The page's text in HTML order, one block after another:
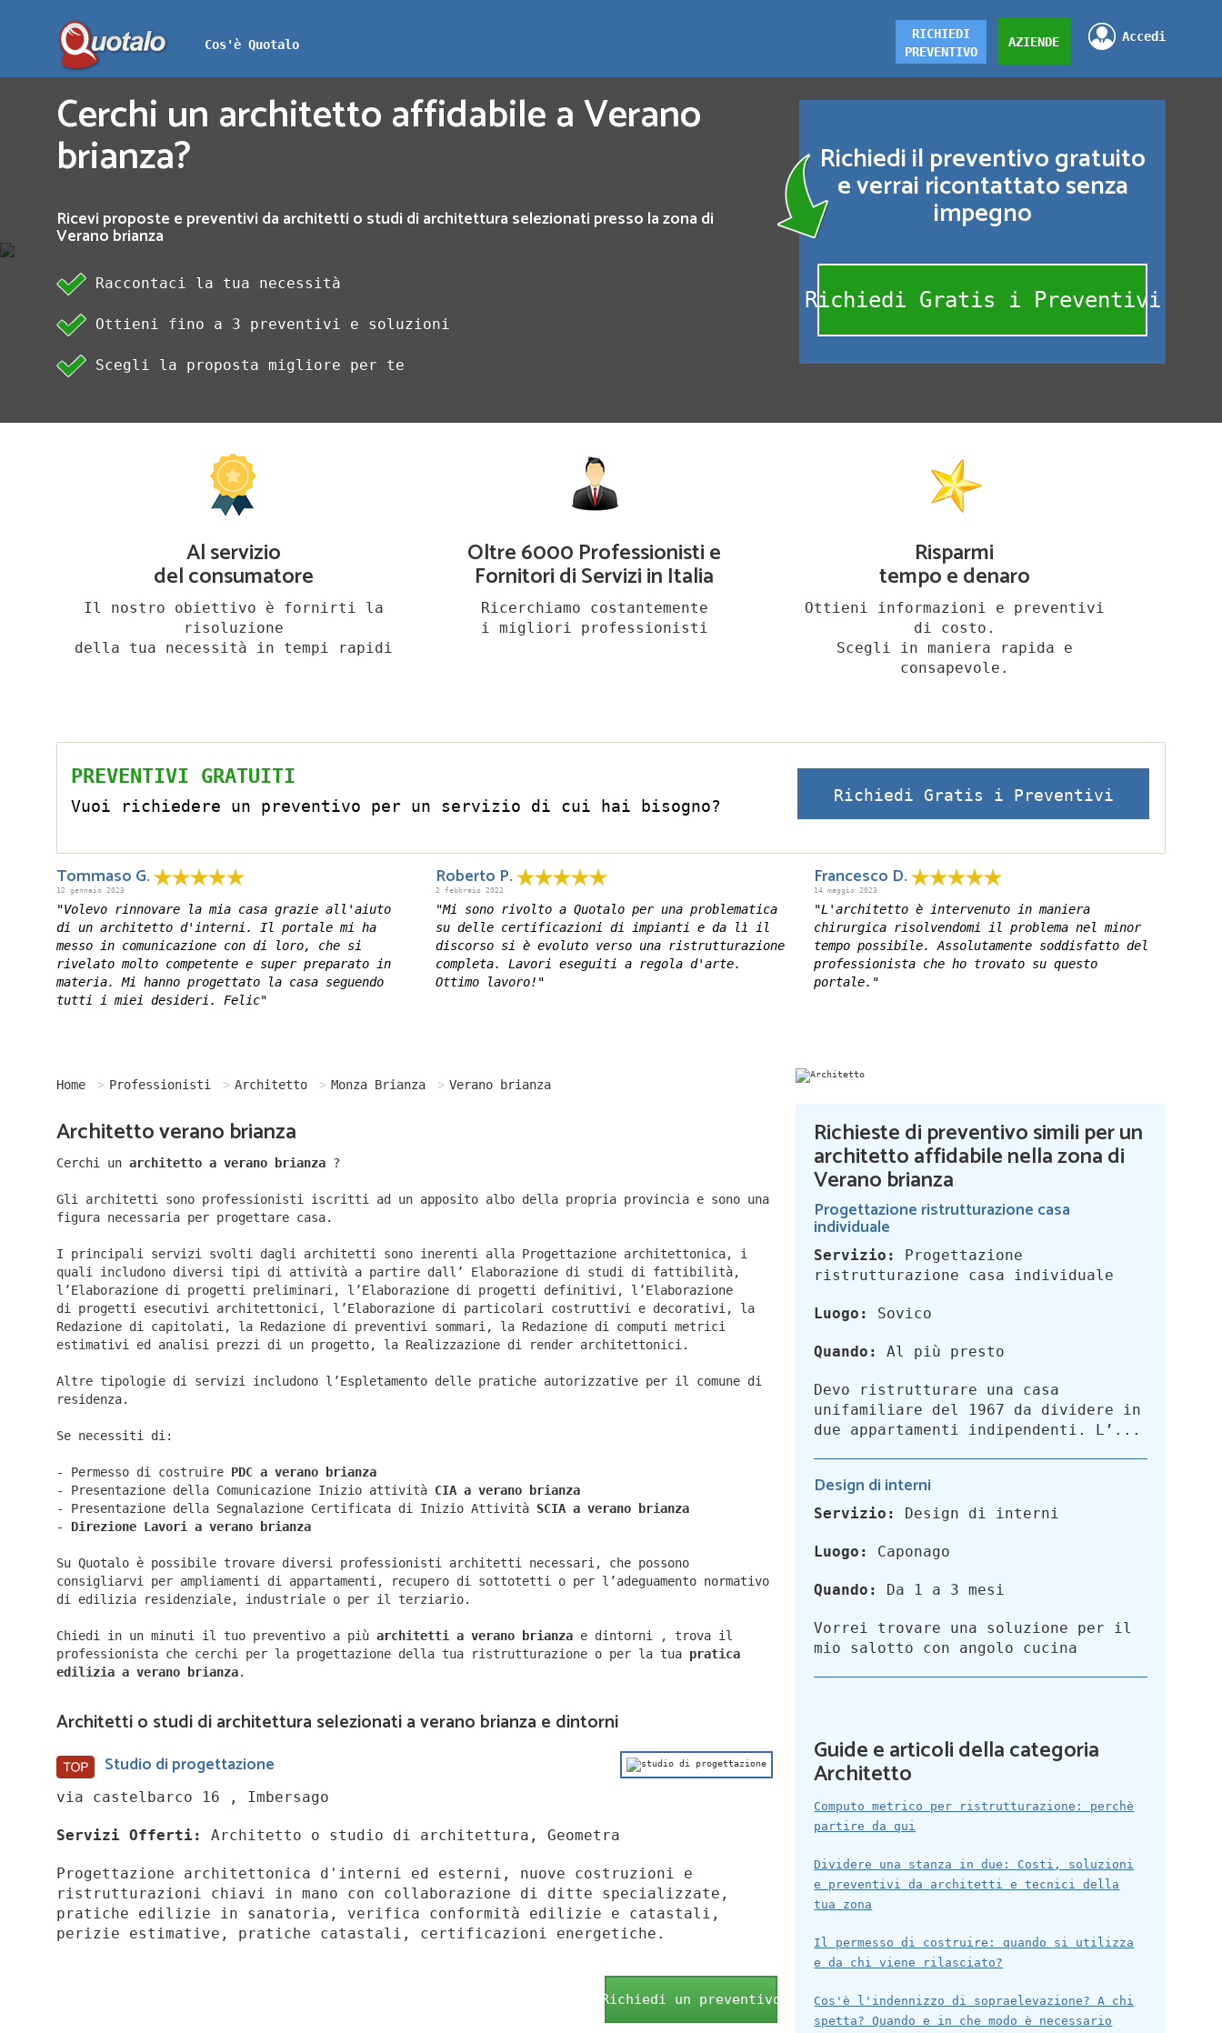
Cos'è Quotalo
Accedi
AZIENDE
RICHIEDI
PREVENTIVO
Cerchi un architetto affidabile a Verano
brianza?
Ricevi proposte e preventivi da architetti o studi di architettura selezionati presso la zona di
Verano brianza
Raccontaci la tua necessità
Ottieni fino a 3 preventivi e soluzioni
Scegli la proposta migliore per te
Richiedi il preventivo gratuito
e verrai ricontattato senza
impegno
Richiedi Gratis i Preventivi
Al servizio
del consumatore
Il nostro obiettivo è fornirti la
risoluzione
della tua necessità in tempi rapidi
Oltre 6000 Professionisti e
Fornitori di Servizi in Italia
Ricerchiamo costantemente
i migliori professionisti
Risparmi
tempo e denaro
Ottieni informazioni e preventivi
di costo.
Scegli in maniera rapida e
consapevole.
PREVENTIVI GRATUITI
Vuoi richiedere un preventivo per un servizio di cui hai bisogno?
Richiedi Gratis i Preventivi
Tommaso G.
12 gennaio 2023
"Volevo rinnovare la mia casa grazie all'aiuto
di un architetto d'interni. Il portale mi ha
messo in comunicazione con di loro, che si
rivelato molto competente e super preparato in
materia. Mi hanno progettato la casa seguendo
tutti i miei desideri. Felic"
Roberto P.
2 febbraio 2022
"Mi sono rivolto a Quotalo per una problematica
su delle certificazioni di impianti e da lì il
discorso si è evoluto verso una ristrutturazione
completa. Lavori eseguiti a regola d'arte.
Ottimo lavoro!"
Francesco D.
14 maggio 2023
"L'architetto è intervenuto in maniera
chirurgica risolvendomi il problema nel minor
tempo possibile. Assolutamente soddisfatto del
professionista che ho trovato su questo
portale."
Home Professionisti Architetto Monza Brianza Verano brianza
Architetto verano brianza
Cerchi un architetto a verano brianza ?
Gli architetti sono professionisti iscritti ad un apposito albo della propria provincia e sono una
figura necessaria per progettare casa.
I principali servizi svolti dagli architetti sono inerenti alla Progettazione architettonica, i
quali includono diversi tipi di attività a partire dall’ Elaborazione di studi di fattibilità,
l’Elaborazione di progetti preliminari, l’Elaborazione di progetti definitivi, l’Elaborazione
di progetti esecutivi architettonici, l’Elaborazione di particolari costruttivi e decorativi, la
Redazione di capitolati, la Redazione di preventivi sommari, la Redazione di computi metrici
estimativi ed analisi prezzi di un progetto, la Realizzazione di render architettonici.
Altre tipologie di servizi includono l’Espletamento delle pratiche autorizzative per il comune di
residenza.
Se necessiti di:
- Permesso di costruire PDC a verano brianza
- Presentazione della Comunicazione Inizio attività CIA a verano brianza
- Presentazione della Segnalazione Certificata di Inizio Attività SCIA a verano brianza
- Direzione Lavori a verano brianza
Su Quotalo è possibile trovare diversi professionisti architetti necessari, che possono
consigliarvi per ampliamenti di appartamenti, recupero di sottotetti o per l’adeguamento normativo
di edilizia residenziale, industriale o per il terziario.
Chiedi in un minuti il tuo preventivo a più architetti a verano brianza e dintorni ,
trova il
professionista che cerchi per la progettazione della tua ristrutturazione o per la tua pratica
edilizia a verano brianza.
Architetti o studi di architettura selezionati a verano brianza e dintorni
Studio di progettazione
via castelbarco 16 , Imbersago
Servizi Offerti: Architetto o studio di architettura, Geometra
Progettazione architettonica d'interni ed esterni, nuove costruzioni e
ristrutturazioni chiavi in mano con collaborazione di ditte specializzate,
pratiche edilizie in sanatoria, verifica conformità edilizie e catastali,
perizie estimative, pratiche catastali, certificazioni energetiche.
Richiedi un preventivo
Richieste di preventivo simili per un
architetto affidabile nella zona di
Verano brianza
Progettazione ristrutturazione casa
individuale
Servizio:
Progettazione
ristrutturazione casa individuale
Luogo: Sovico
Quando: Al più presto
Devo ristrutturare una casa
unifamiliare del 1967 da dividere in
due appartamenti indipendenti. L’...
Design di interni
Servizio: Design di interni
Luogo: Caponago
Quando: Da 1 a 3 mesi
Vorrei trovare una soluzione per il
mio salotto con angolo cucina
Guide e articoli della categoria
Architetto
Computo metrico per ristrutturazione: perchè
partire da qui
Dividere una stanza in due: Costi, soluzioni
e preventivi da architetti e tecnici della
tua zona
Il permesso di costruire: quando si utilizza
e da chi viene rilasciato?
Cos'è l'indennizzo di sopraelevazione? A chi
spetta? Quando e in che modo è necessario